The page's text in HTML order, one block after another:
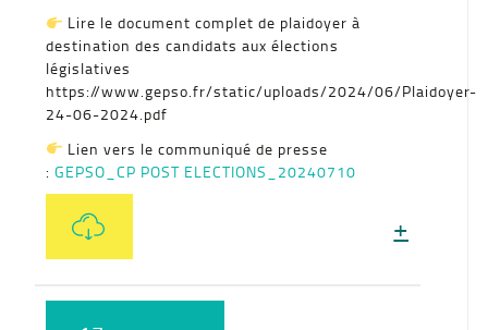
Lire le document complet de plaidoyer à
destination des candidats aux élections
législatives
https://www.gepso.fr/static/uploads/2024/06/Plaidoyer-
24-06-2024.pdf
Lien vers le communiqué de presse
: GEPSO_CP POST ELECTIONS_20240710
+